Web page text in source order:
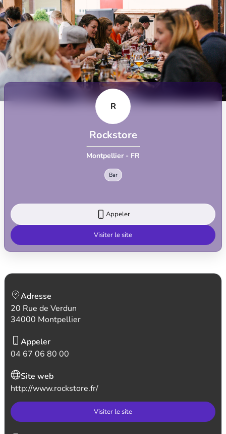
R
Rockstore
Montpellier - FR
Bar
Appeler
Visiter le site
Adresse
20 Rue de Verdun
34000 Montpellier
Appeler
04 67 06 80 00
Site web
http://www.rockstore.fr/
Visiter le site